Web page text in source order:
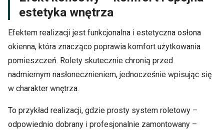
estetyka wnętrza
Efektem realizacji jest funkcjonalna i estetyczna osłona
okienna, która znacząco poprawia komfort użytkowania
pomieszczeń. Rolety skutecznie chronią przed
nadmiernym nasłonecznieniem, jednocześnie wpisując się
w charakter wnętrza.
To przykład realizacji, gdzie prosty system roletowy –
odpowiednio dobrany i profesjonalnie zamontowany –